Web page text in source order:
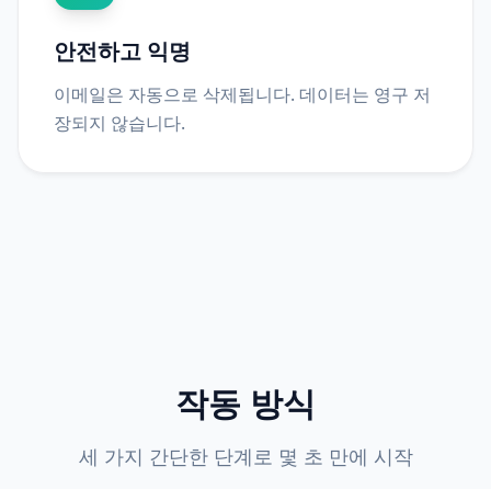
안전하고 익명
이메일은 자동으로 삭제됩니다. 데이터는 영구 저
장되지 않습니다.
작동 방식
세 가지 간단한 단계로 몇 초 만에 시작